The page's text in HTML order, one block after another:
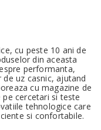
cu peste 10 ani de
din aceasta
performanta,
uz casnic, ajutand
cu magazine de
cercetari si teste
tehnologice care
si confortabile.